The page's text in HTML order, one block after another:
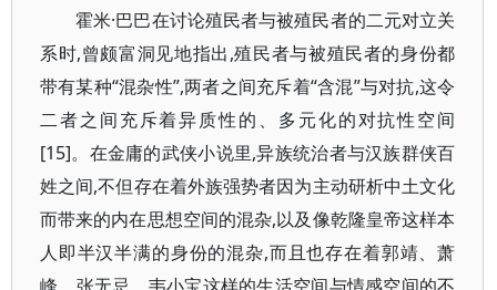
霍米·巴巴在讨论殖民者与被殖民者的二元对立关
系时,曾颇富洞见地指出,殖民者与被殖民者的身份都
带有某种“混杂性”,两者之间充斥着“含混”与对抗,这令
二者之间充斥着异质性的、多元化的对抗性空间
[15]。在金庸的武侠小说里,异族统治者与汉族群侠百
姓之间,不但存在着外族强势者因为主动研析中土文化
而带来的内在思想空间的混杂,以及像乾隆皇帝这样本
人即半汉半满的身份的混杂,而且也存在着郭靖、萧